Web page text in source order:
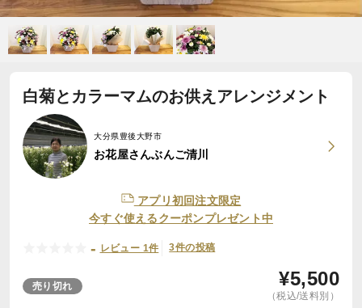
白菊とカラーマムのお供えアレンジメント
大分県豊後大野市
お花屋さんぶんご清川
アプリ初回注文限定
今すぐ使えるクーポンプレゼント中
- レビュー 1件 3件の投稿
売り切れ ¥5,500
（税込/送料別）